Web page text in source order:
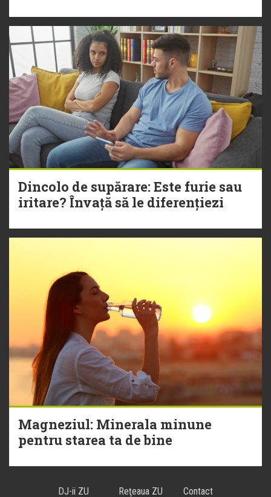
Dincolo de supărare: Este furie sau
iritare? Învață să le diferențiezi
Magneziul: Minerala minune
pentru starea ta de bine
DJ-ii ZU Reţeaua ZU Contact